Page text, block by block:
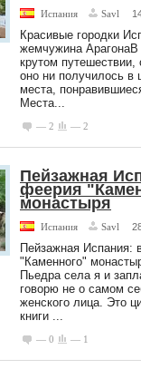
Испания Savl
Красивые городки
жемчужина
крутом
оно ни получилось в
места,
Места...
— 2 — 2
Пейзажная
феерия
монастыря
Испания Savl
Пейзажная Испания:
"Каменного"
Пьедра села я и
говорю не о самом
женского лица. Это
книги ...
— 0 — 1